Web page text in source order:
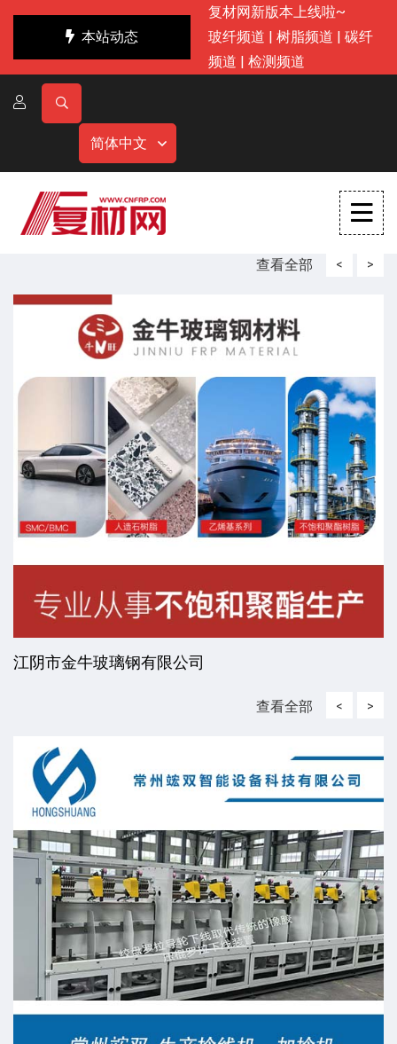
本站动态
复材网新版本上线啦~
玻纤频道 | 树脂频道 | 碳纤
频道 | 检测频道
简体中文
查看全部 <
江阴市金牛玻璃钢有限公司
>
查看全部 < >